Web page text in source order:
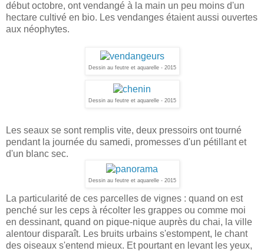
début octobre, ont vendangé à la main un peu moins d'un
hectare cultivé en bio. Les vendanges étaient aussi ouvertes
aux néophytes.
Dessin au feutre et aquarelle - 2015
Dessin au feutre et aquarelle - 2015
Les seaux se sont remplis vite, deux pressoirs ont tourné
pendant la journée du samedi, promesses d'un pétillant et
d'un blanc sec.
Dessin au feutre et aquarelle - 2015
La particularité de ces parcelles de vignes : quand on est
penché sur les ceps à récolter les grappes ou comme moi
en dessinant, quand on pique-nique auprès du chai, la ville
alentour disparaît. Les bruits urbains s'estompent, le chant
des oiseaux s'entend mieux. Et pourtant en levant les yeux,